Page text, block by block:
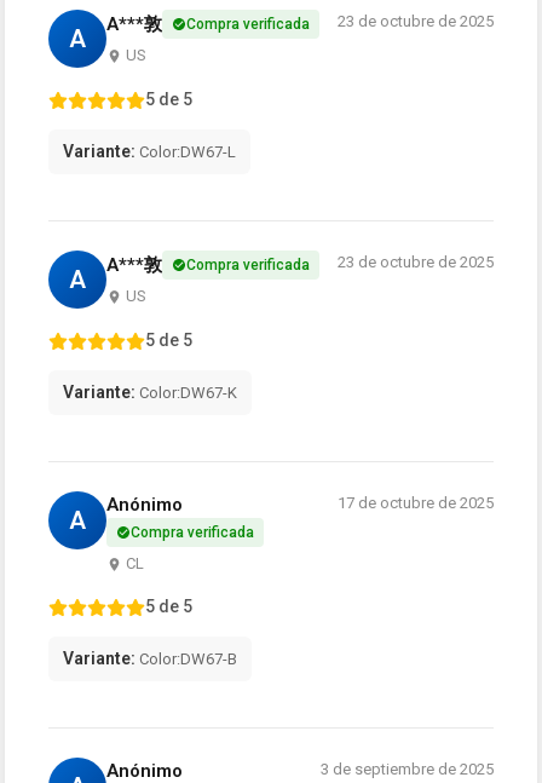
A A***敦 Compra verificada
US
23 de octubre de 2025
5 de 5
Variante: Color:DW67-L
A A***敦 Compra verificada
US
23 de octubre de 2025
5 de 5
Variante: Color:DW67-K
A
Anónimo
Compra verificada
CL
17 de octubre de 2025
5 de 5
Variante: Color:DW67-B
Anónimo 3 de septiembre de 2025